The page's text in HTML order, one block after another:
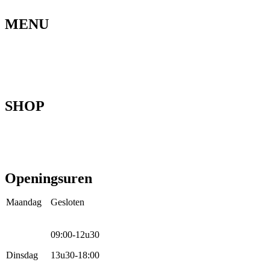
MENU
SHOP
Openingsuren
Maandag Gesloten
Dinsdag
09:00-12u30
13u30-18:00